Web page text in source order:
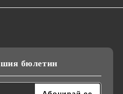
бюлетин